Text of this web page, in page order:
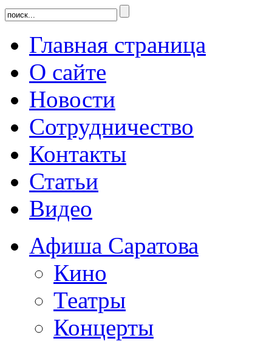
Главная страница
О сайте
Новости
Сотрудничество
Контакты
Статьи
Видео
Афиша Саратова
Кино
Театры
Концерты